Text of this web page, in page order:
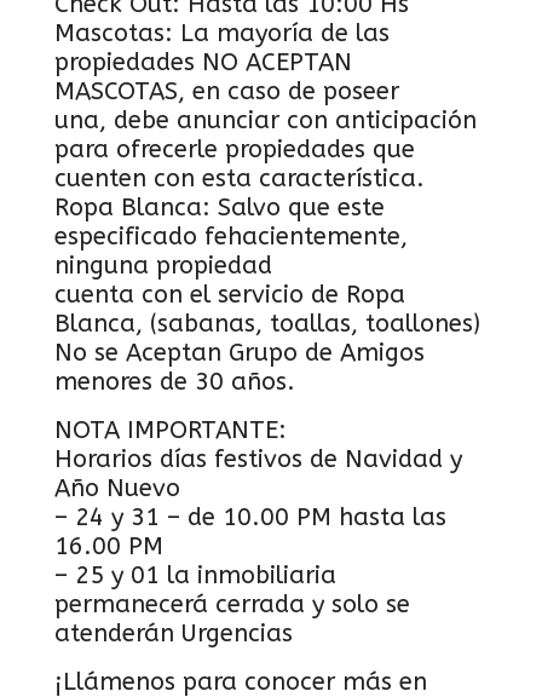
Mascotas: La mayoría de las
propiedades NO ACEPTAN
MASCOTAS, en caso de poseer
una, debe anunciar con anticipación
para ofrecerle propiedades que
cuenten con esta característica.
Ropa Blanca: Salvo que este
especificado fehacientemente,
ninguna propiedad
cuenta con el servicio de Ropa
Blanca, (sabanas, toallas, toallones)
No se Aceptan Grupo de Amigos
menores de 30 años.
NOTA IMPORTANTE:
Horarios días festivos de Navidad y
Año Nuevo
– 24 y 31 – de 10.00 PM hasta las
16.00 PM
– 25 y 01 la inmobiliaria
permanecerá cerrada y solo se
atenderán Urgencias
¡Llámenos para conocer más en